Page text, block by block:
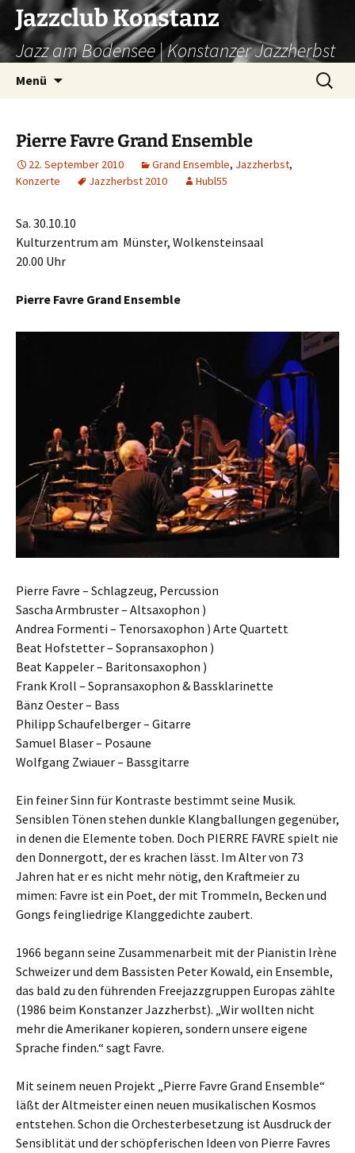
Zum
Inhalt
springen
Jazzclub Konstanz
Jazz am Bodensee | Konstanzer Jazzherbst
Menü
Suchen
nach:
Pierre Favre Grand Ensemble
22. September 2010 Grand Ensemble, Jazzherbst,
Konzerte
Jazzherbst 2010 Hubl55
Sa. 30.10.10
Kulturzentrum am Münster, Wolkensteinsaal
20.00 Uhr
Pierre Favre Grand Ensemble
Pierre Favre – Schlagzeug, Percussion
Sascha Armbruster – Altsaxophon )
Andrea Formenti – Tenorsaxophon ) Arte Quartett
Beat Hofstetter – Sopransaxophon )
Beat Kappeler – Baritonsaxophon )
Frank Kroll – Sopransaxophon & Bassklarinette
Bänz Oester – Bass
Philipp Schaufelberger – Gitarre
Samuel Blaser – Posaune
Wolfgang Zwiauer – Bassgitarre
Ein feiner Sinn für Kontraste bestimmt seine Musik.
Sensiblen Tönen stehen dunkle Klangballungen gegenüber,
in denen die Elemente toben. Doch PIERRE FAVRE spielt nie
den Donnergott, der es krachen lässt. Im Alter von 73
Jahren hat er es nicht mehr nötig, den Kraftmeier zu
mimen: Favre ist ein Poet, der mit Trommeln, Becken und
Gongs feingliedrige Klanggedichte zaubert.
1966 begann seine Zusammenarbeit mit der Pianistin Irène
Schweizer und dem Bassisten Peter Kowald, ein Ensemble,
das bald zu den führenden Freejazzgruppen Europas zählte
(1986 beim Konstanzer Jazzherbst). „Wir wollten nicht
mehr die Amerikaner kopieren, sondern unsere eigene
Sprache finden.“ sagt Favre.
Mit seinem neuen Projekt „Pierre Favre Grand Ensemble“
läßt der Altmeister einen neuen musikalischen Kosmos
entstehen. Schon die Orchesterbesetzung ist Ausdruck der
Sensiblität und der schöpferischen Ideen von Pierre Favres